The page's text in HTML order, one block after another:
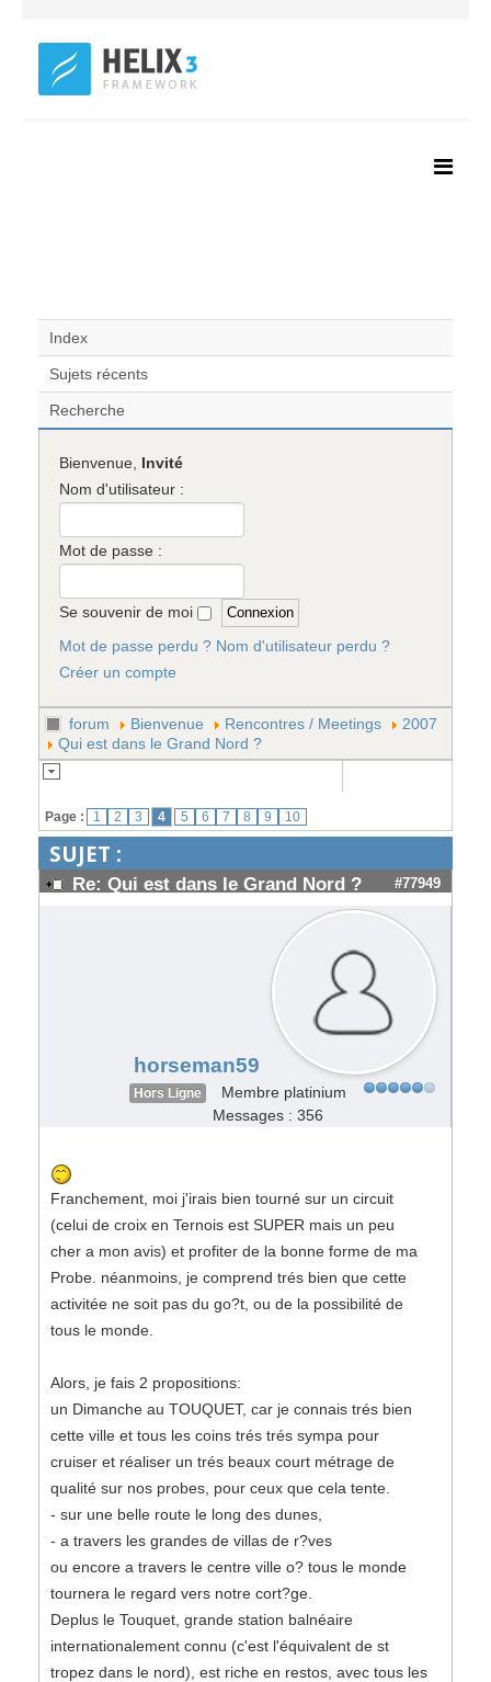
Index
Sujets récents
Recherche
Bienvenue, Invité
Nom d'utilisateur :
Mot de passe :
Se souvenir de moi
Mot de passe perdu ? Nom d'utilisateur perdu ?
Créer un compte
forum Bienvenue Rencontres / Meetings
2007
Qui est dans le Grand Nord ?
Page : 1 2 3 4 5 6 7 8 9 10
SUJET :
Re: Qui est dans le Grand Nord ? #77949
horseman59
Hors Ligne
Membre platinium
Messages : 356
Franchement, moi j'irais bien tourné sur un circuit
(celui de croix en Ternois est SUPER mais un peu
cher a mon avis) et profiter de la bonne forme de ma
Probe. néanmoins, je comprend trés bien que cette
activitée ne soit pas du go?t, ou de la possibilité de
tous le monde.
Alors, je fais 2 propositions:
un Dimanche au TOUQUET, car je connais trés bien
cette ville et tous les coins trés trés sympa pour
cruiser et réaliser un trés beaux court métrage de
qualité sur nos probes, pour ceux que cela tente.
- sur une belle route le long des dunes,
- a travers les grandes de villas de r?ves
ou encore a travers le centre ville o? tous le monde
tournera le regard vers notre cort?ge.
Deplus le Touquet, grande station balnéaire
internationalement connu (c'est l'équivalent de st
tropez dans le nord), est riche en restos, avec tous les